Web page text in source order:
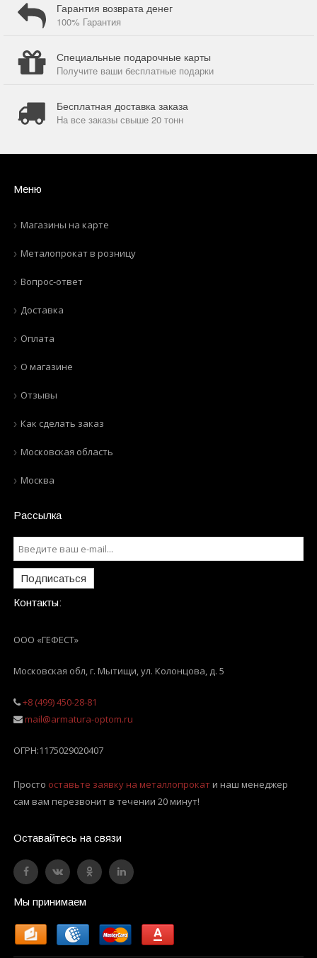
Гарантия возврата денег
100% Гарантия
Специальные подарочные карты
Получите ваши бесплатные подарки
Бесплатная доставка заказа
На все заказы свыше 20 тонн
Меню
Магазины на карте
Металопрокат в розницу
Вопрос-ответ
Доставка
Оплата
О магазине
Отзывы
Как сделать заказ
Московская область
Москва
Рассылка
Подписаться
Контакты:
ООО «ГЕФЕСТ»
Московская обл, г. Мытищи,ул. Колонцова, д. 5
+8 (499) 450-28-81
mail@armatura-optom.ru
ОГРН:1175029020407
Просто оставьте заявку на металлопрокати наш менеджер
сам вам перезвонит в течении 20 минут!
Оставайтесь на связи
Мы принимаем